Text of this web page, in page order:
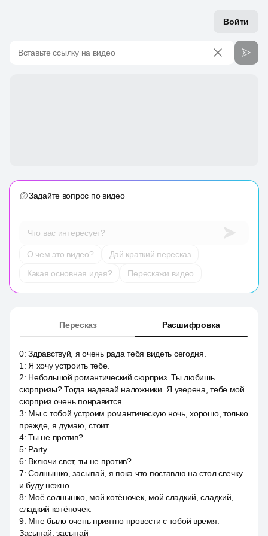
Войти
Вставьте ссылку на видео
Задайте вопрос по видео
Что вас интересует?
О чем это видео?
Дай краткий пересказ
Какая основная идея?
Перескажи видео
Пересказ Расшифровка
0:Здравствуй, я очень рада тебя видеть сегодня.
1 : Я хочу устроить тебе.
2: Небольшой романтический сюрприз. Ты любишь
сюрпризы? Тогда надевай наложники. Я уверена, тебе мой
сюрприз очень понравится.
3: Мы с тобой устроим романтическую ночь, хорошо, только
прежде, я думаю, стоит.
4:Ты не против?
5: Party.
6: Включи свет, ты не против?
7:Солнышко, засыпай, я пока что поставлю на стол свечку
и буду нежно.
8: Моё солнышко, мой котёночек, мой сладкий, сладкий,
сладкий котёночек.
9: Мне было очень приятно провести с тобой время.
Засыпай, засыпай